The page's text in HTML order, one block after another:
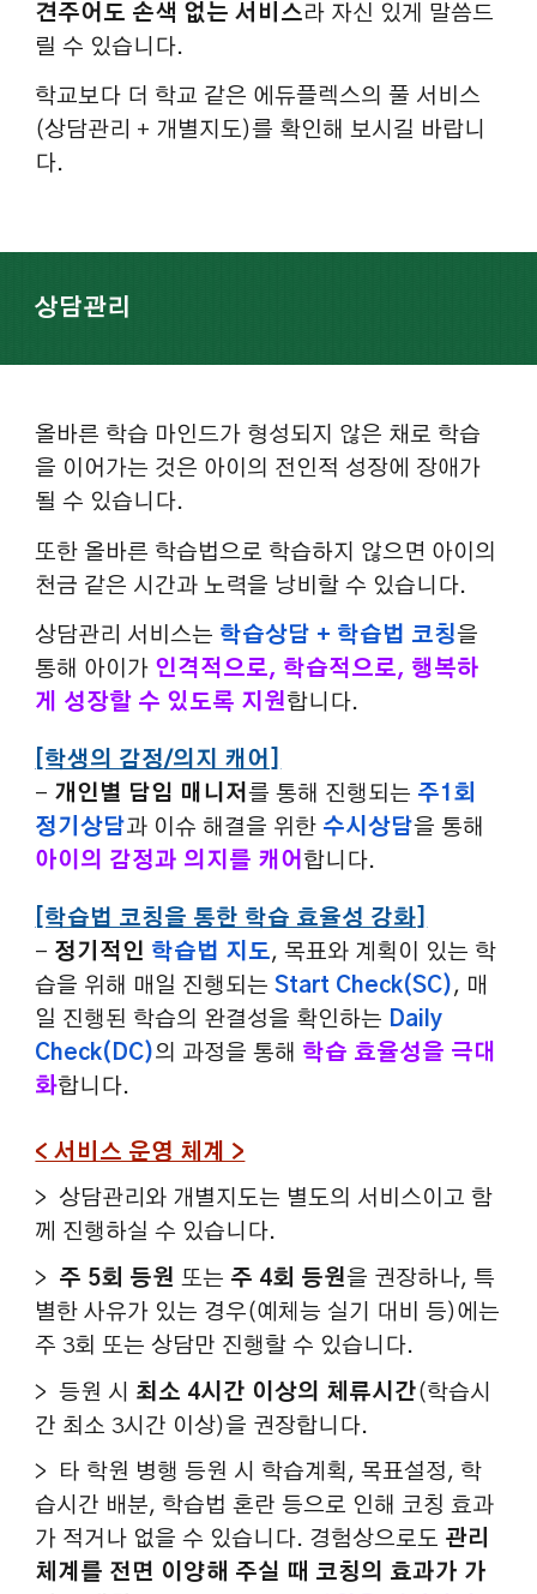
견주어도 손색 없는 서비스라 자신 있게 말씀드
릴 수 있습니다.
학교보다 더 학교 같은 에듀플렉스의 풀 서비스
(상담관리 + 개별지도)를 확인해 보시길 바랍니
다.
상담관리
올바른 학습 마인드가 형성되지 않은 채로 학습
을 이어가는 것은 아이의 전인적 성장에 장애가
될 수 있습니다.
또한 올바른 학습법으로 학습하지 않으면 아이의
천금 같은 시간과 노력을 낭비할 수 있습니다.
상담관리 서비스는 학습상담 + 학습법 코칭을
통해 아이가 인격적으로, 학습적으로, 행복하
게 성장할 수 있도록 지원합니다.
[학생의 감정/의지 캐어]
- 개인별 담임 매니저를 통해 진행되는 주1회
정기상담과 이슈 해결을 위한 수시상담을 통해
아이의 감정과 의지를 캐어합니다.
[학습법 코칭을 통한 학습 효율성 강화]
- 정기적인 학습법 지도, 목표와 계획이 있는 학
습을 위해 매일 진행되는Start Check(SC), 매
일 진행된 학습의 완결성을 확인하는 Daily
Check(DC)의 과정을 통해 학습 효율성을 극대
화합니다.
< 서비스 운영 체계 >
> 상담관리와 개별지도는 별도의 서비스이고 함
께 진행하실 수 있습니다.
> 주 5회 등원 또는 주 4회 등원을 권장하나, 특
별한 사유가 있는 경우(예체능 실기 대비 등)에는
주 3회 또는 상담만 진행할 수 있습니다.
> 등원 시 최소 4시간 이상의 체류시간(학습시
간 최소 3시간 이상)을 권장합니다.
> 타 학원 병행 등원 시 학습계획, 목표설정, 학
습시간 배분, 학습법 혼란 등으로 인해 코칭 효과
가 적거나 없을 수 있습니다. 경험상으로도 관리
체계를 전면 이양해 주실 때 코칭의 효과가 가